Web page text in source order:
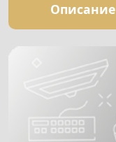
Описание